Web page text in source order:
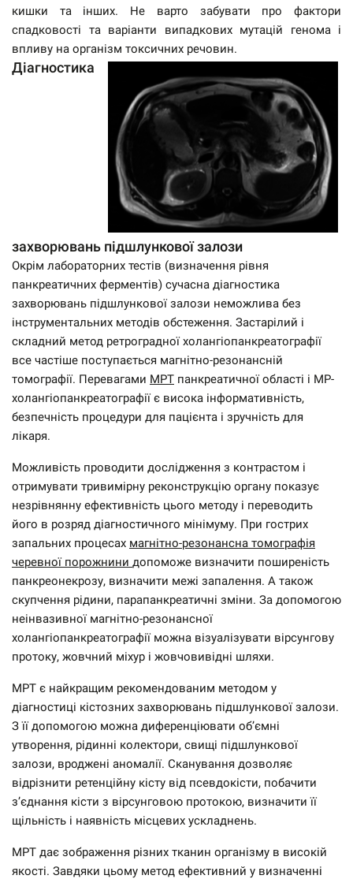
кишки та інших. Не варто забувати про фактори
спадковості та варіанти випадкових мутацій генома і
впливу на організм токсичних речовин.
Діагностика
захворювань підшлункової залози
Окрім лабораторних тестів (визначення рівня
панкреатичних ферментів) сучасна діагностика
захворювань підшлункової залози неможлива без
інструментальних методів обстеження. Застарілий і
складний метод ретроградної холангіопанкреатографії
все частіше поступається магнітно-резонансній
томографії. Перевагами МРТ панкреатичної області і МР-
холангіопанкреатографії є ​​висока інформативність,
безпечність процедури для пацієнта і зручність для
лікаря.
Можливість проводити дослідження з контрастом і
отримувати тривимірну реконструкцію органу показує
незрівнянну ефективність цього методу і переводить
його в розряд діагностичного мінімуму. При гострих
запальних процесах магнітно-резонансна томографія
черевної порожнини допоможе визначити поширеність
панкреонекрозу, визначити межі запалення. А також
скупчення рідини, парапанкреатичні зміни. За допомогою
неінвазивної магнітно-резонансної
холангіопанкреатографії можна візуалізувати вірсунгову
протоку, жовчний міхур і жовчовивідні шляхи.
МРТ є найкращим рекомендованим методом у
діагностиці кістозних захворювань підшлункової залози.
З її допомогою можна диференціювати об’ємні
утворення, рідинні колектори, свищі підшлункової
залози, вроджені аномалії. Сканування дозволяє
відрізнити ретенційну кісту від псевдокісти, побачити
з’єднання кісти з вірсунговою протокою, визначити її
щільність і наявність місцевих ускладнень.
МРТ дає зображення різних тканин організму в високій
якості. Завдяки цьому метод ефективний у визначенні